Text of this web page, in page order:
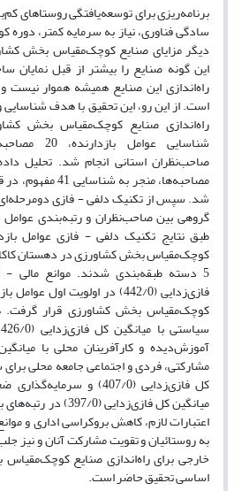
برنامه‌‏ریزی برای توسعه‏‌یافتگی روستاهای
سادگی فناوری، نیاز به سرمایه کمتر، دوره
دیگر مزایای صنایع کوچک‌مقیاس بخش
این گونه صنایع را بیشتر از قبل
راه‌‏اندازی این صنایع همیشه هموار نیست
است. از این رو، این تحقیق با هدف شناسایی
راه‌‏اندازی صنایع کوچک‌مقیاس بخش
شناسایی
صاحب‏‌نظران استانی انجام شد. تحلیل
شد. سپس از تکنیک دلفی - فازی دومرحله‌ای
گروهی بین صاحب‏‌نظران و رتبه‌‏بندی عوامل
طبق نتایج تکنیک دلفی - فازی عوامل
کوچک‌مقیاس بخش کشاورزی در دهستان
5 دسته طبقه‌بندی شدند. موانع مالی -
فازی‌‏زدایی (442/0) در اولویت اول
کوچک‌مقیاس بخش کشاورزی قرار گرفت.
مشارکتی، فردی و اجتماعی جامعه محلی برای
کل فازی‏‌زدایی (407/0) و
میانگین کل فازی‏‌زدایی
اعتبارات لازم، کاهش بروکراسی اداری و
به روستائیان و تقویت مشارکت آنان و نیز
خارجی برای راه‌‏اندازی صنایع
اساسی تحقیق حاضر است.